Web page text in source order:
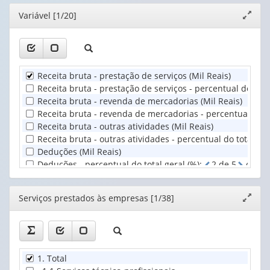
empresas
(1)
(possui
apenas
valor):
Unidade
Territorial
(1)
Editor
janela
Variável [1/20]
Receita bruta - prestação de serviços (Mil Reais)
Receita bruta - prestação de serviços - percentual do
Receita bruta - revenda de mercadorias (Mil Reais)
Receita bruta - revenda de mercadorias - percentual do
Receita bruta - outras atividades (Mil Reais)
Receita bruta - outras atividades - percentual do total
Deduções (Mil Reais)
Deduções - percentual do total geral (%): 2 de 5
Receita operacional líquida (Mil Reais)
Receita operacional líquida - percentual do total geral (%)
Aluguel de imóveis (Mil Reais)
Aluguel de imóveis - percentual do total geral (%): 2d
Subvenções e dotações orçamentárias recebidas de
Subvenções e dotações orçamentárias recebidas de
Receitas financeiras, variações monetárias ativas e
Receitas financeiras, variações monetárias ativas e
Editor
janela
Serviços prestados às empresas [1/38]
1. Total